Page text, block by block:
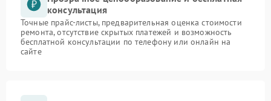
консультация
Точные прайс-листы, предварительная оценка стоимости
ремонта, отсутствие скрытых платежей и возможность
бесплатной консультации по телефону или онлайн на
сайте